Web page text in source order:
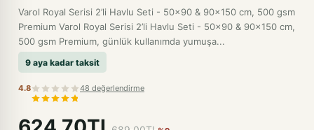
Varol Royal Serisi 2’li Havlu Seti - 50x90 & 90x150 cm, 500 gsm
Premium Varol Royal Serisi 2’li Havlu Seti - 50x90 & 90x150 cm,
500 gsm Premium, günlük kullanımda yumuşa...
9 aya kadar taksit
4.8 48 değerlendirme